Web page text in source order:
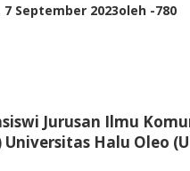
7 September 2023oleh -780
Jurusan Ilmu
Halu Oleo